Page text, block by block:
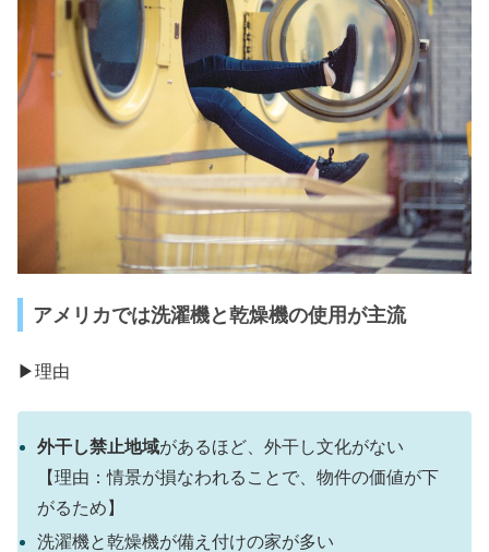
アメリカでは洗濯機と乾燥機の使用が主流
▶︎理由
外干し禁止地域があるほど、外干し文化がない
【理由：情景が損なわれることで、物件の価値が下
がるため】
洗濯機と乾燥機が備え付けの家が多い